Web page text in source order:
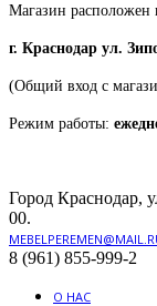
Магазин расположен
г. Краснодар ул.
(Общий вход с
Режим работы:
Город Краснодар,
00.
8 (961) 855-999-2
О НАС